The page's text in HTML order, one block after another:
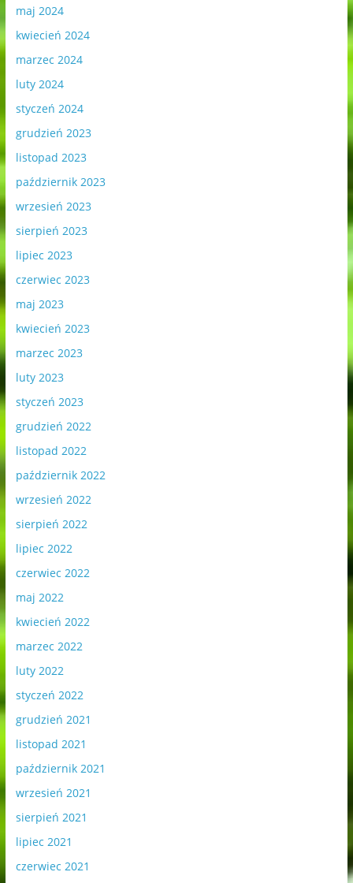
maj 2024
kwiecień 2024
marzec 2024
luty 2024
styczeń 2024
grudzień 2023
listopad 2023
październik 2023
wrzesień 2023
sierpień 2023
lipiec 2023
czerwiec 2023
maj 2023
kwiecień 2023
marzec 2023
luty 2023
styczeń 2023
grudzień 2022
listopad 2022
październik 2022
wrzesień 2022
sierpień 2022
lipiec 2022
czerwiec 2022
maj 2022
kwiecień 2022
marzec 2022
luty 2022
styczeń 2022
grudzień 2021
listopad 2021
październik 2021
wrzesień 2021
sierpień 2021
lipiec 2021
czerwiec 2021